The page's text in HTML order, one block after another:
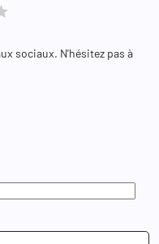
sociaux. N'hésitez pas à